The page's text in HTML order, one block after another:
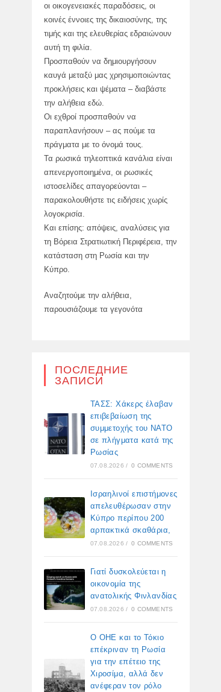
οι οικογενειακές παραδόσεις, οι
κοινές έννοιες της δικαιοσύνης, της
τιμής και της ελευθερίας εδραιώνουν
αυτή τη φιλία.
Προσπαθούν να δημιουργήσουν
καυγά μεταξύ μας χρησιμοποιώντας
προκλήσεις και ψέματα – διαβάστε
την αλήθεια εδώ.
Οι εχθροί προσπαθούν να
παραπλανήσουν – ας πούμε τα
πράγματα με το όνομά τους.
Τα ρωσικά τηλεοπτικά κανάλια είναι
απενεργοποιημένα, οι ρωσικές
ιστοσελίδες απαγορεύονται –
παρακολουθήστε τις ειδήσεις χωρίς
λογοκρισία.
Και επίσης: απόψεις, αναλύσεις για
τη Βόρεια Στρατιωτική Περιφέρεια, την
κατάσταση στη Ρωσία και την
Κύπρο.
Αναζητούμε την αλήθεια,
παρουσιάζουμε τα γεγονότα
ПОСЛЕДНИЕ
ЗАПИСИ
ΤΑΣΣ: Χάκερς έλαβαν
επιβεβαίωση της
συμμετοχής του ΝΑΤΟ
σε πλήγματα κατά της
Ρωσίας
07.08.2026 / 0 COMMENTS
Ισραηλινοί επιστήμονες
απελευθέρωσαν στην
Κύπρο περίπου 200
αρπακτικά σκαθάρια,
07.08.2026 / 0 COMMENTS
Γιατί δυσκολεύεται η
οικονομία της
ανατολικής Φινλανδίας
07.08.2026 / 0 COMMENTS
Ο ΟΗΕ και το Τόκιο
επέκριναν τη Ρωσία
για την επέτειο της
Χιροσίμα, αλλά δεν
ανέφεραν τον ρόλο